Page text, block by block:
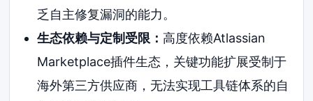
乏自主修复漏洞的能力。
生态依赖与定制受限： 高度依赖Atlassian
Marketplace插件生态，关键功能扩展受制于
海外第三方供应商，无法实现工具链体系的自